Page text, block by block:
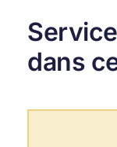
dans